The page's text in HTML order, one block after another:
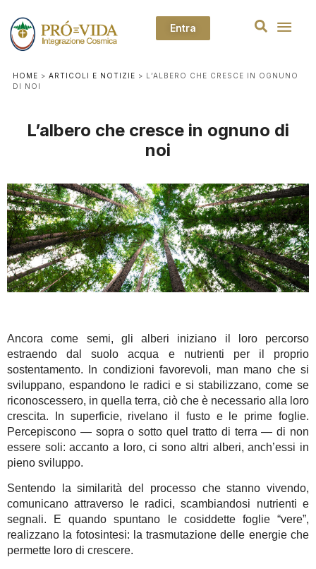
Entra
HOME > ARTICOLI E NOTIZIE > L’ALBERO CHE CRESCE IN OGNUNO
DI NOI
L’albero che cresce in ognuno di
noi
Ancora come semi, gli alberi iniziano il loro percorso
estraendo dal suolo acqua e nutrienti per il proprio
sostentamento. In condizioni favorevoli, man mano che si
sviluppano, espandono le radici e si stabilizzano, come se
riconoscessero, in quella terra, ciò che è necessario alla loro
crescita. In superficie, rivelano il fusto e le prime foglie.
Percepiscono — sopra o sotto quel tratto di terra — di non
essere soli: accanto a loro, ci sono altri alberi, anch’essi in
pieno sviluppo.
Sentendo la similarità del processo che stanno vivendo,
comunicano attraverso le radici, scambiandosi nutrienti e
segnali. E quando spuntano le cosiddette foglie “vere”,
realizzano la fotosintesi: la trasmutazione delle energie che
permette loro di crescere.